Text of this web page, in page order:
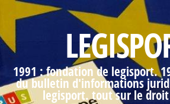
1991 : fondation de legisport.
du bulletin d'informations
legisport. tout sur le